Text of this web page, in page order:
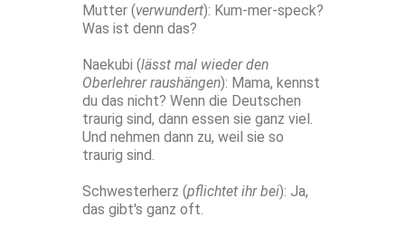
Mutter (verwundert): Kum-mer-speck?
Was ist denn das?
Naekubi (lässt mal wieder den
Oberlehrer raushängen): Mama, kennst
du das nicht? Wenn die Deutschen
traurig sind, dann essen sie ganz viel.
Und nehmen dann zu, weil sie so
traurig sind.
Schwesterherz (pflichtet ihr bei): Ja,
das gibt's ganz oft.